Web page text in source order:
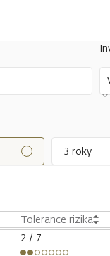
3 roky
Tolerance rizika
2 / 7